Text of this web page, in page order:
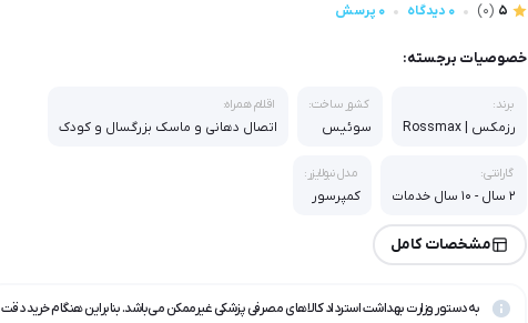
5
(0) 0 دیدگاه 0 پرسش
خصوصیات برجسته:
برند:
رزمکس | Rossmax
کشور ساخت:
سوئیس
اقلام همراه:
اتصال دهانی و ماسک بزرگسال و کودک
گارانتی:
2 سال - 10 سال خدمات
مدل نبولایزر:
کمپرسور
مشخصات کامل
به دستور وزارت بهداشت استرداد کالاهای مصرفی پزشکی غیرممکن می‌باشد. بنابراین هنگام خرید دقت